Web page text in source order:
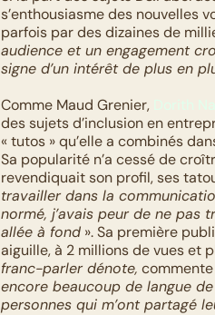
s’enthousiasme des nouvelles
parfois par des dizaines de
audience et un engagement
signe d’un intérêt de plus en
Comme Maud Grenier,
des sujets d’inclusion en
« tutos » qu’elle a combinés
Sa popularité n’a cessé de
revendiquait son profil, ses
travailler dans la
normé, j’avais peur de ne pas
allée à fond ». Sa première
aiguille, à 2 millions de vues et
franc-parler dénote, commente
encore beaucoup de langue
personnes qui m’ont partagé